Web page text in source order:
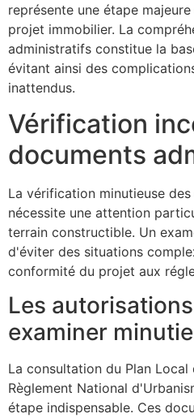
représente une étape
projet immobilier. La
administratifs constitue la
évitant ainsi des
inattendus.
Vérification
documents
La vérification minutieuse
nécessite une attention
terrain constructible. Un
d'éviter des situations
conformité du projet aux
Les
examiner
La consultation du Plan
Règlement National
étape indispensable. Ces